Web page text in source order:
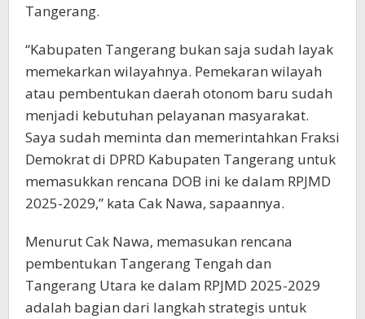
Tangerang.
“Kabupaten Tangerang bukan saja sudah layak
memekarkan wilayahnya. Pemekaran wilayah
atau pembentukan daerah otonom baru sudah
menjadi kebutuhan pelayanan masyarakat.
Saya sudah meminta dan memerintahkan Fraksi
Demokrat di DPRD Kabupaten Tangerang untuk
memasukkan rencana DOB ini ke dalam RPJMD
2025-2029,” kata Cak Nawa, sapaannya.
Menurut Cak Nawa, memasukan rencana
pembentukan Tangerang Tengah dan
Tangerang Utara ke dalam RPJMD 2025-2029
adalah bagian dari langkah strategis untuk